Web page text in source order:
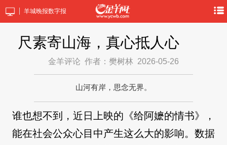
羊城晚报数字报
尺素寄山海，真心抵人心
金羊评论 作者：樊树林 2026-05-26
山河有岸，思念无界。
谁也想不到，近日上映的《给阿嬷的情书》，
能在社会公众心目中产生这么大的影响。数据